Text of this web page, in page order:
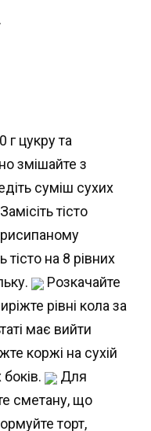
г цукру та
змішайте з
суміш сухих
тісто
тісто на 8 рівних
Розкачайте
рівні кола за
має вийти
коржі на сухій
Для
сметану, що
торт,